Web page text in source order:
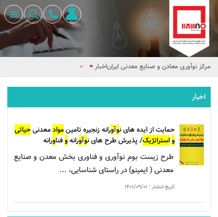
مرکز نوآوری معادن و صنایع معدنی ایراناخبار
اخبار
حمایتاز ایده های نوآورانه زنجیره تامینموادمعدنیحیاتی
واستراتژیک/ پذیرش طرح های نوآورانهوفناورانه
طرح زیست بوم نوآوری و فناوری بخش معدن و صنایع
معدنی ( ایمینو) در راستای شناسایی، ...
تاریخ انتشار : ۱۴۰۱/۰۹/۰۱